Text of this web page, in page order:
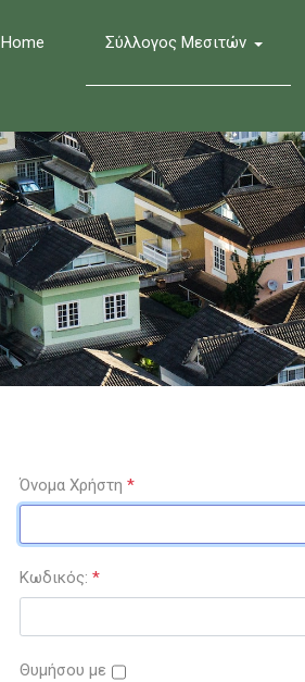
Home Σύλλογος Μεσιτών
Όνομα Χρήστη *
Κωδικός: *
Θυμήσου με